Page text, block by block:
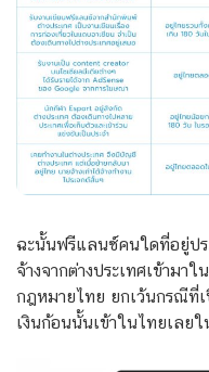
ฉะนั้นฟรีแลนซ์คนใดที่อยู่ปร
จ้างจากต่างประเทศเข้ามา
กฎหมายไทย ยกเว้นกรณีที่
เงินก้อนนั้นเข้าในไทยเลย